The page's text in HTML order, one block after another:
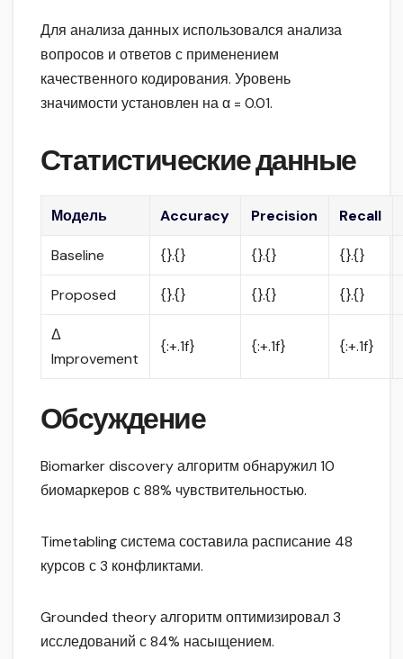
Для анализа данных использовался анализа
вопросов и ответов с применением
качественного кодирования. Уровень
значимости установлен на α = 0.01.
Статистические данные
Модель Accuracy Precision Recall
Baseline {}.{} {}.{} {}.{}
Proposed {}.{} {}.{} {}.{}
Δ
Improvement
{:+.1f} {:+.1f} {:+.1f}
Обсуждение
Biomarker discovery алгоритм обнаружил 10
биомаркеров с 88% чувствительностью.
Timetabling система составила расписание 48
курсов с 3 конфликтами.
Grounded theory алгоритм оптимизировал 3
исследований с 84% насыщением.